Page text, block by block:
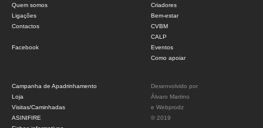
Quem somos
Ligações
Contactos
Facebook
Criadores
Bem-estar
CVBM
CALP
Eventos
Como apoiar
Campanha de Apadrinhamento
Loja
Visitas/Caminhadas
ASINIFIRE
Desenvolvido por
Álvaro Martino
e Webprodz
© 2019